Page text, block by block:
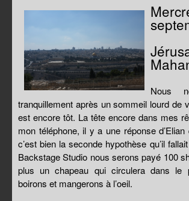
Nous
tranquillement après un sommeil lourd de
est encore tôt. La tête encore dans mes
mon téléphone, il y a une réponse
c’est bien la seconde hypothèse qu’il
Backstage Studio nous serons payé 100
plus un chapeau qui circulera dans le
boirons et mangerons à l’oeil.